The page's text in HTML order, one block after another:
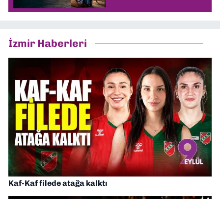
İzmir Haberleri
Kaf-Kaf filede atağa kalktı